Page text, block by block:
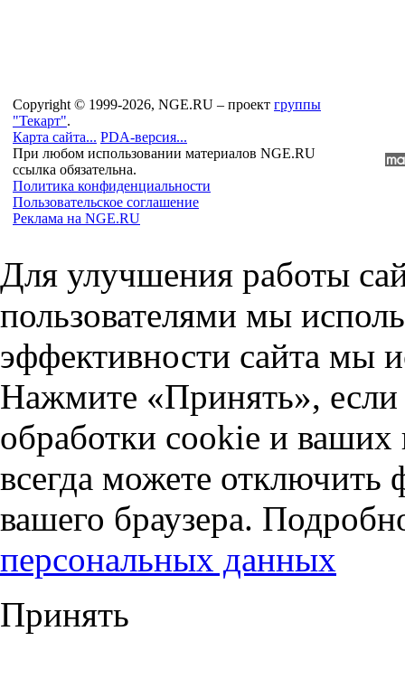
Copyright © 1999-2026, NGE.RU – проект группы
"Текарт".
Карта сайта... PDA-версия...
При любом использовании материалов NGE.RU
ссылка обязательна.
Политика конфиденциальности
Пользовательское соглашение
Реклама на NGE.RU
Для улучшения работы
пользователями мы
эффективности сайта мы
Нажмите «Принять», если
обработки cookie и
всегда можете отключить
вашего браузера.
персональных данных
Принять